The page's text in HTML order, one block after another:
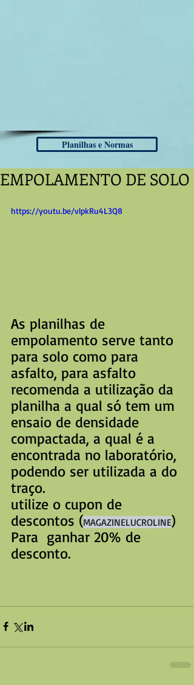
Planilhas e Normas
EMPOLAMENTO DE SOLO
https://youtu.be/vlpkRu4L3Q8
As planilhas de
empolamento serve tanto
para solo como para
asfalto, para asfalto
recomenda a utilização da
planilha a qual só tem um
ensaio de densidade
compactada, a qual é a
encontrada no laboratório,
podendo ser utilizada a do
traço.
utilize o cupon de
descontos (MAGAZINELUCROLINE)
Para  ganhar 20% de
desconto.